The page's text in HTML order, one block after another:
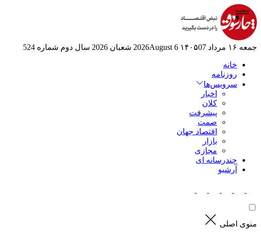
جمعه ۱۶ مرداد ۱۴۰۵ 07 2026August 6 شعبان 2026 سال دوم شماره 524
خانه
روزنامه
سرویس‌ها
اخبار
کلان
پیشرفت
صمت
اقتصاد جهان
بازار
مجازی
چندرسانه ای
آرشیو
منوی اصلی